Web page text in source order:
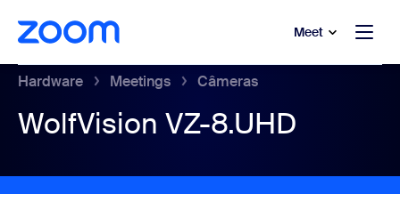
principal
chat de ajuda Meet
Hardware Meetings Câmeras
WolfVision VZ-8.UHD